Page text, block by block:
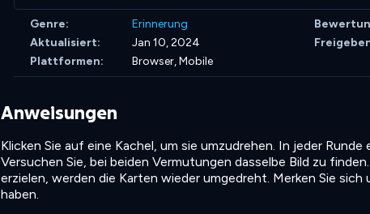
Genre: Erinnerung
Aktualisiert:
Jan 10, 2024
Plattformen:
Browser, Mobile
Anweisungen
Klicken Sie auf eine Kachel, um sie umzudrehen. In jeder
Versuchen Sie, bei beiden Vermutungen dasselbe Bild zu
erzielen, werden die Karten wieder umgedreht. Merken Sie
haben.